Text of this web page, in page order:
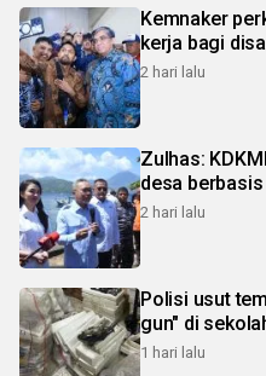
Kemnaker
kerja bagi
2 hari lalu
Zulhas:
desa
2 hari lalu
Polisi usut
gun" di
1 hari lalu